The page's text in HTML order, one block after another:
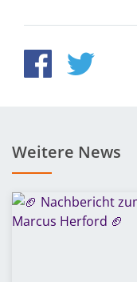
Weitere News